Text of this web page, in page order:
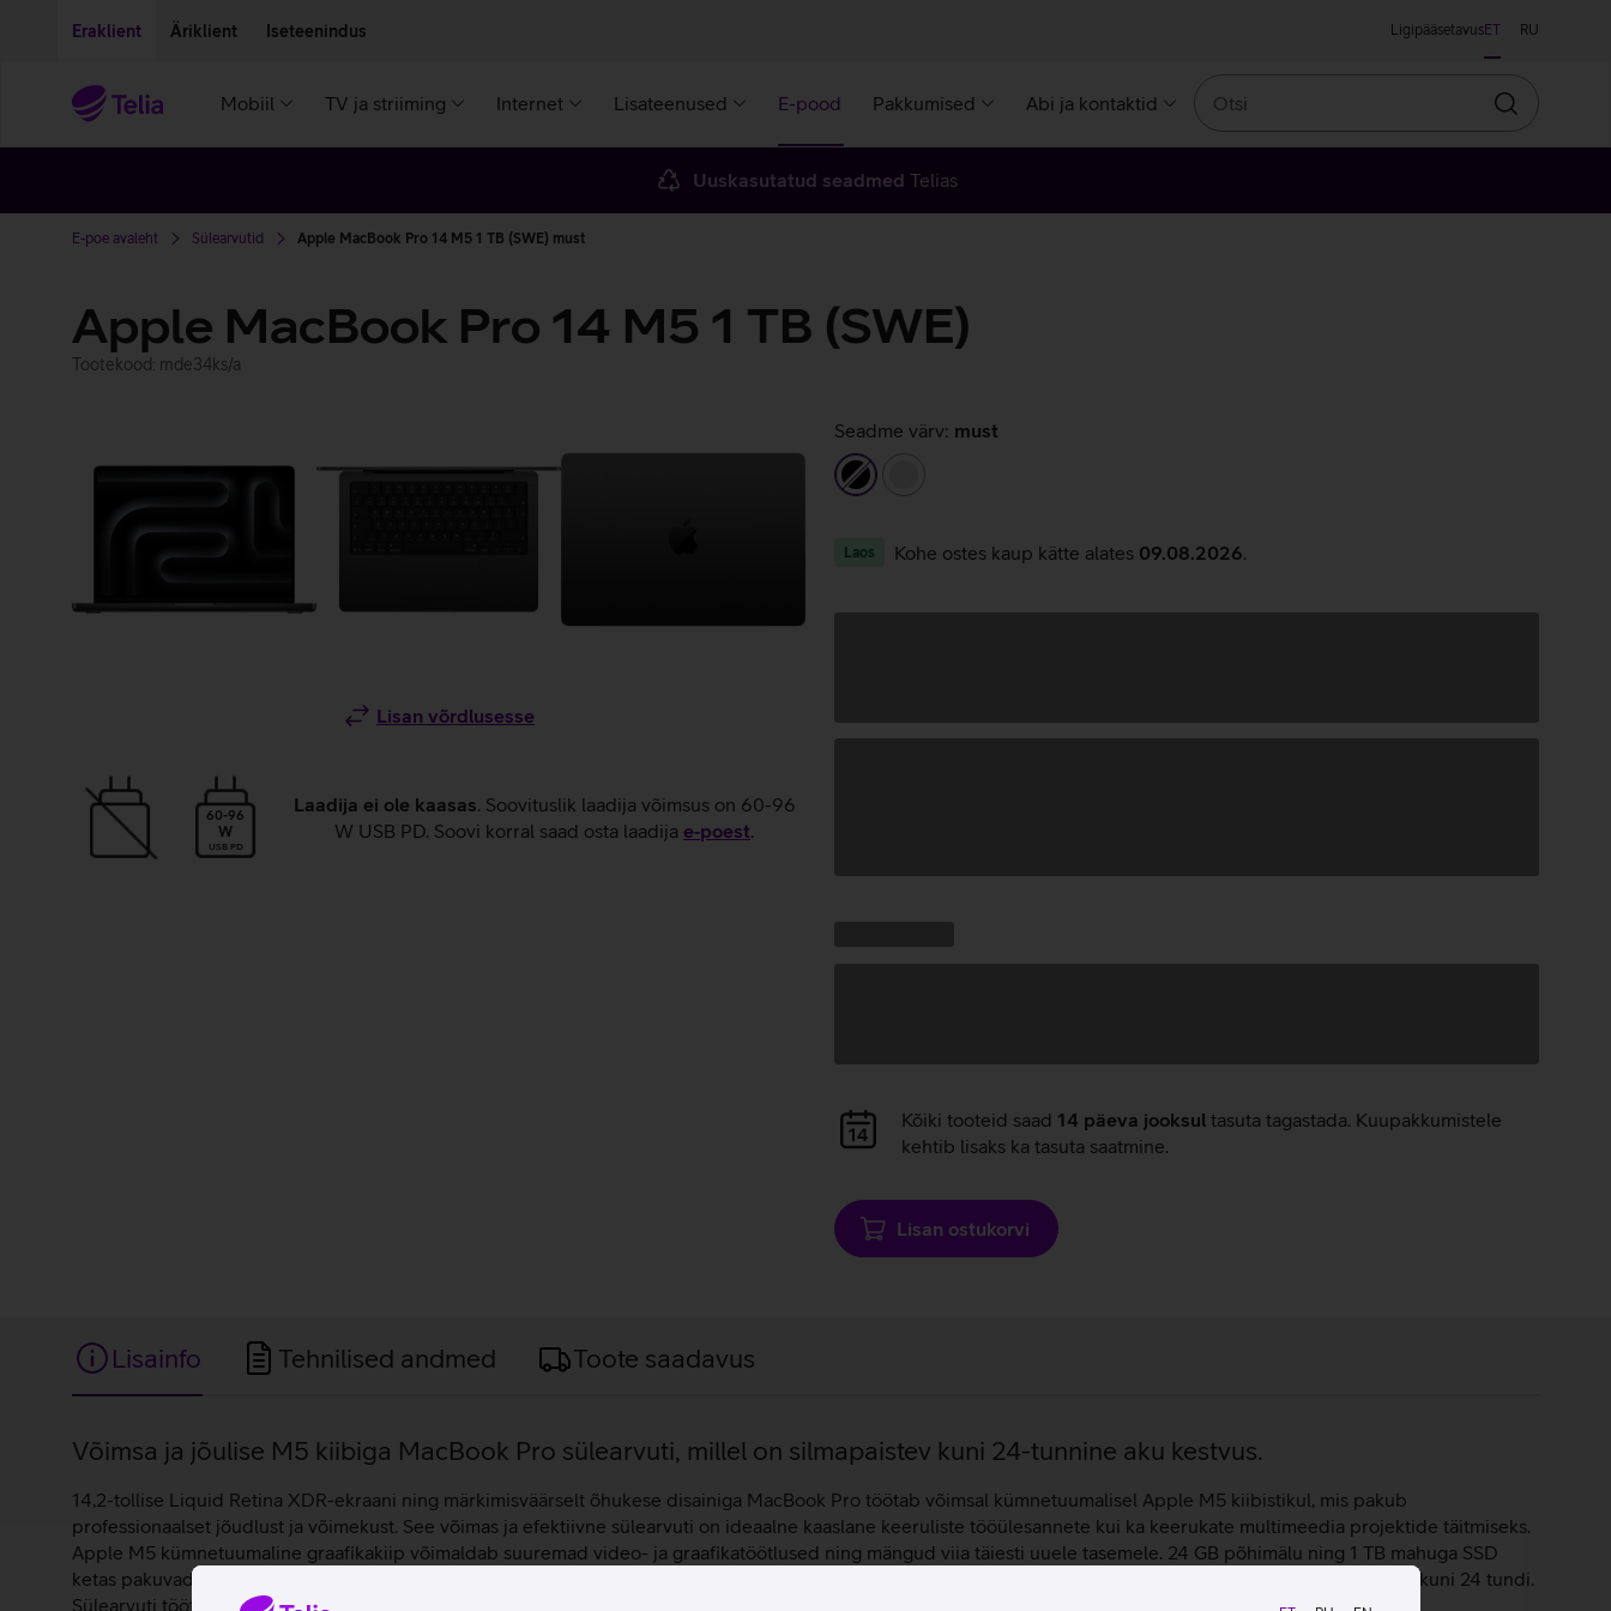
Eraklient Äriklient Iseteenindus LigipääsetavusET RU
Mobiil TV ja striiming Internet Lisateenused E-pood Pakkumised Abi ja kontaktid
Otsin
Uuskasutatud seadmed Telias
E-poe avaleht Sülearvutid Apple MacBook Pro 14 M5 1 TB (SWE) must
Apple MacBook Pro 14 M5 1 TB (SWE)
Tootekood: mde34ks/a
Lisan võrdlusesse
60-96
W
USB PD
Laadija ei ole kaasas. Soovituslik laadija võimsus on 60-96
W USB PD. Soovi korral saad osta laadija e‑poest.
Seadme värv: must
must
Laos Kohe ostes kaup kätte alates 09.08.2026
Andmete
laadimine
Kõiki tooteid saad 14 päeva jooksul tasuta tagastada. Kuupakkumistele
kehtib lisaks ka tasuta saatmine.
Lisan ostukorvi
Lisainfo Tehnilised andmed Toote saadavus
Lisainfo
Võimsa ja jõulise M5 kiibiga MacBook Pro sülearvuti, millel on silmapaistev kuni 24-tunnine aku kestvus.
14,2-tollise Liquid Retina XDR-ekraani ning märkimisväärselt õhukese disainiga MacBook Pro töötab võimsal kümnetuumalisel Apple M5 kiibistikul, mis pakub
professionaalset jõudlust ja võimekust. See võimas ja efektiivne sülearvuti on ideaalne kaaslane keeruliste tööülesannete kui ka keerukate multimeedia projektide täitmiseks.
Apple M5 kümnetuumaline graafikakiip võimaldab suuremad video- ja graafikatöötlused ning mängud viia täiesti uuele tasemele. 24 GB põhimälu ning 1 TB mahuga SSD
ketas pakuvad rikkalikku salvestamisruumi sinu piltidele, videotele ning arvukatele rakendustele. Apple MacBook Pro 14 sülearvutil on pikk aku kestvus, mis on kuni 24 tundi.
Sülearvuti töötab macOS Tahoe operatsioonisüsteemil.